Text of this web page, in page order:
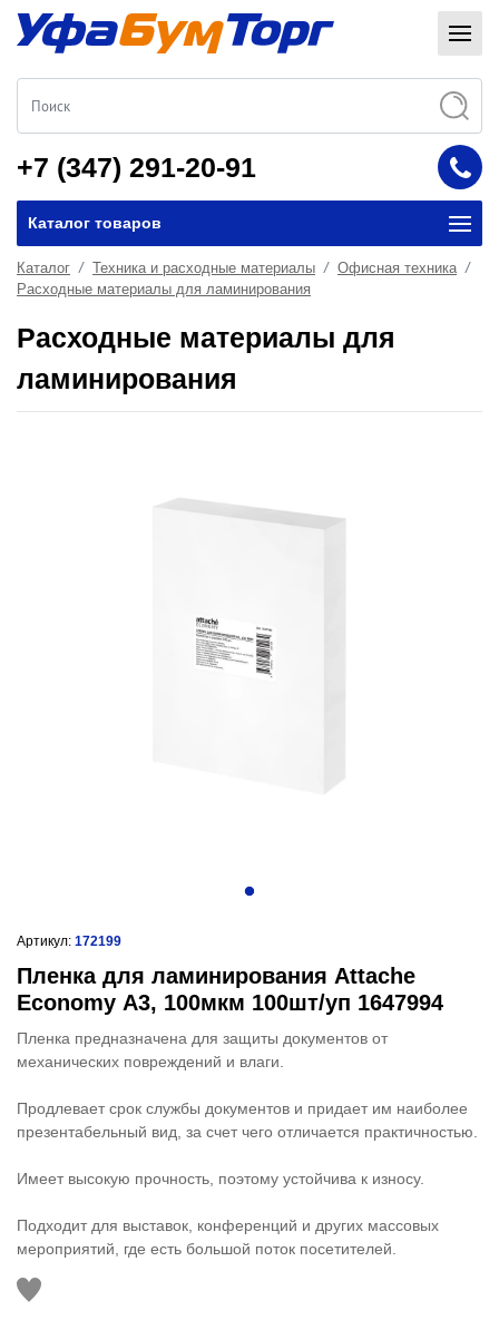
+7 (347) 291-20-91
Каталог товаров
Каталог Техника и расходные материалы
Офисная техника
Расходные материалы для ламинирования
Расходные материалы для
ламинирования
Артикул: 172199
Пленка для ламинирования Attache
Economy А3, 100мкм 100шт/уп 1647994
Пленка предназначена для защиты документов от
механических повреждений и влаги.
Продлевает срок службы документов и придает им наиболее
презентабельный вид, за счет чего отличается практичностью.
Имеет высокую прочность, поэтому устойчива к износу.
Подходит для выставок, конференций и других массовых
мероприятий, где есть большой поток посетителей.